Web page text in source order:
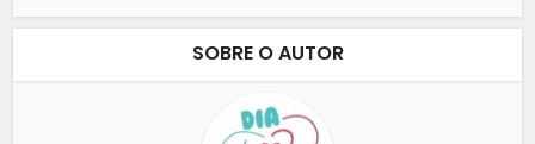
SOBRE O AUTOR